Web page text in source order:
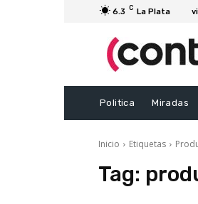
6.3 C La Plata
Politica Miradas
Inicio Etiquetas
Tag: